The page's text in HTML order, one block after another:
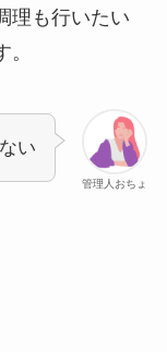
理も行いたい
管理人おちょ
い